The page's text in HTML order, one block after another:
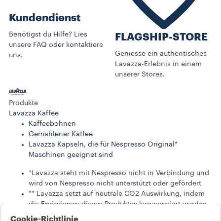
Kundendienst
Benötigst du Hilfe? Lies
unsere FAQ oder kontaktiere
uns.
FLAGSHIP-STORE
Geniesse ein authentisches
Lavazza-Erlebnis in einem
unserer Stores.
Produkte
Lavazza Kaffee
Kaffeebohnen
Gemahlener Kaffee
Lavazza Kapseln, die für Nespresso Original*
Maschinen geeignet sind
*Lavazza steht mit Nespresso nicht in Verbindung und
wird von Nespresso nicht unterstützt oder gefördert
** Lavazza setzt auf neutrale CO2 Auswirkung, indem
die Emissionen dieses Produktes kompensiert werden.
Cookie-Richtlinie